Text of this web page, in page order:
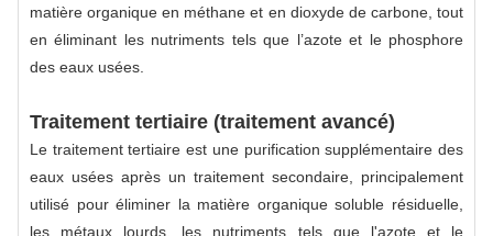
matière organique en méthane et en dioxyde de carbone, tout
en éliminant les nutriments tels que l’azote et le phosphore
des eaux usées.
Traitement tertiaire (traitement avancé)
Le traitement tertiaire est une purification supplémentaire des
eaux usées après un traitement secondaire, principalement
utilisé pour éliminer la matière organique soluble résiduelle,
les métaux lourds, les nutriments tels que l'azote et le